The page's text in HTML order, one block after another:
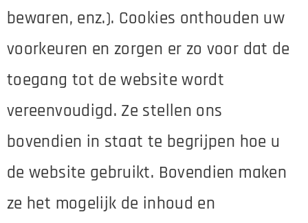
bewaren, enz.). Cookies onthouden uw
voorkeuren en zorgen er zo voor dat de
toegang tot de website wordt
vereenvoudigd. Ze stellen ons
bovendien in staat te begrijpen hoe u
de website gebruikt. Bovendien maken
ze het mogelijk de inhoud en